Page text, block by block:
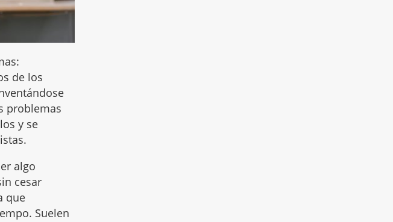
de los
problemas
y se
algo
cesar
que
Suelen